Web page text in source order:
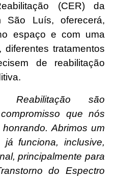
(CER) da
São Luís, oferecerá,
espaço e com uma
diferentes tratamentos
de reabilitação
são
que nós
Abrimos um
funciona, inclusive,
principalmente para
do Espectro